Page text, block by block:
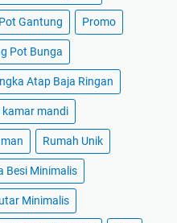
Pot Gantung Promo
Pot Bunga
Atap Baja Ringan
kamar mandi
Rumah Unik
Besi Minimalis
Minimalis